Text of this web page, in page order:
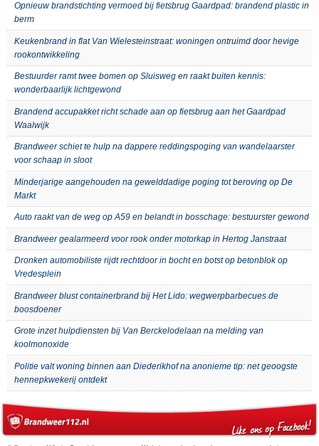
Opnieuw brandstichting vermoed bij fietsbrug Gaardpad: brandend plastic in
berm
Keukenbrand in flat Van Wielesteinstraat: woningen ontruimd door hevige
rookontwikkeling
Bestuurder ramt twee bomen op Sluisweg en raakt buiten kennis:
wonderbaarlijk lichtgewond
Brandend accupakket richt schade aan op fietsbrug aan het Gaardpad
Waalwijk
Brandweer schiet te hulp na dappere reddingspoging van wandelaarster
voor schaap in sloot
Minderjarige aangehouden na gewelddadige poging tot beroving op De
Markt
Auto raakt van de weg op A59 en belandt in bosschage: bestuurster gewond
Brandweer gealarmeerd voor rook onder motorkap in Hertog Janstraat
Dronken automobiliste rijdt rechtdoor in bocht en botst op betonblok op
Vredesplein
Brandweer blust containerbrand bij Het Lido: wegwerpbarbecues de
boosdoener
Grote inzet hulpdiensten bij Van Berckelodelaan na melding van
koolmonoxide
Politie valt woning binnen aan Diederikhof na anonieme tip: net geoogste
hennepkwekerij ontdekt